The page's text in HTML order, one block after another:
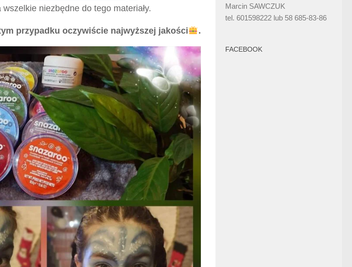
wszelkie niezbędne do tego materiały.
przypadku oczywiście najwyższej jakości .
Marcin SAWCZUK
tel. 601598222 lub 58 685-83-86
FACEBOOK